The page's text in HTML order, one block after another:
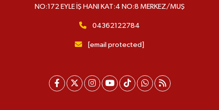
NO:172 EYLE İŞ HANI KAT:4 NO:8 MERKEZ/MUŞ
04362122784
[email protected]